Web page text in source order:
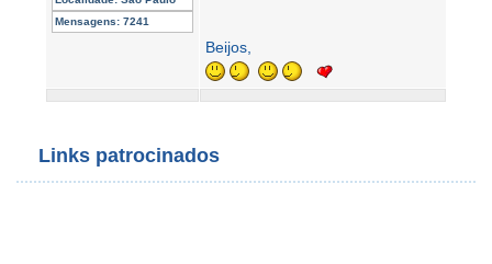
Mensagens: 7241
Beijos,
Links patrocinados